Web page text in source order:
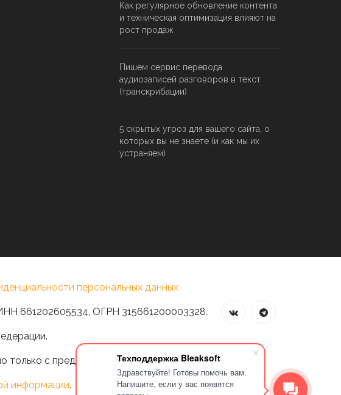
Техподдержка Bleaksoft
Здравствуйте! Готовы помочь вам.
Напишите, если у вас появятся
Как регулярное обновление контента
и техническая оптимизация влияют на
рост продаж
Пишем сервис перевода
аудиозаписей разговоров в текст
(транскрибации)
5 скрытых угроз для вашего сайта, о
которых вы не знаете (и как мы их
устраняем)
персональных данных
661202605534, ОГРН 315661200003328.
с предварительного разрешения владельца
информации.